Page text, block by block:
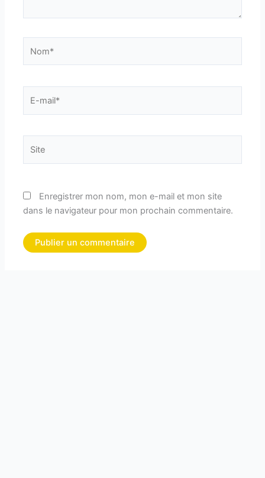
mail*
Enregistrer mon nom, mon e-mail et mon site
dans le navigateur pour mon prochain commentaire.